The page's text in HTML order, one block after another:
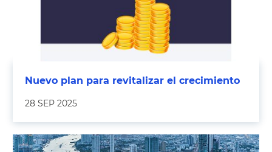
Nuevo plan para revitalizar el crecimiento
28 SEP 2025